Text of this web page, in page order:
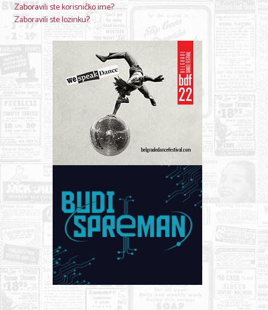
MARKETING
KONTAKT
O NAMA
Zaboravili ste korisničko ime?
Zaboravili ste lozinku?